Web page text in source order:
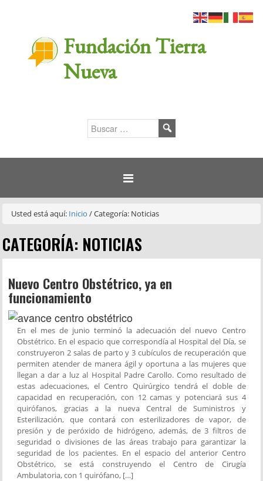
Fundación Tierra
Nueva
Usted está aquí: Inicio/Categoría: Noticias
CATEGORÍA: NOTICIAS
Nuevo Centro Obstétrico, ya en
funcionamiento
En el mes de junio terminó la adecuación del nuevo Centro
Obstétrico. En el espacio que correspondía al Hospital del Día, se
construyeron 2 salas de parto y 3 cubículos de recuperación que
permiten atender de manera ágil y oportuna a las mujeres que
llegan a dar a luz al Hospital Padre Carollo. Como resultado de
estas adecuaciones, el Centro Quirúrgico tendrá el doble de
capacidad en recuperación, con 12 camas y potenciará sus 4
quirófanos, gracias a la nueva Central de Suministros y
Esterilización, que contará con esterilizadores de vapor, de
presión y de peróxido de hidrógeno, además, de 3 filtros de
seguridad o divisiones de las áreas trabajo para garantizar la
seguridad de los pacientes. En el espacio del anterior Centro
Obstétrico, se está construyendo el Centro de Cirugía
Ambulatoria, con 1 quirófano, […]